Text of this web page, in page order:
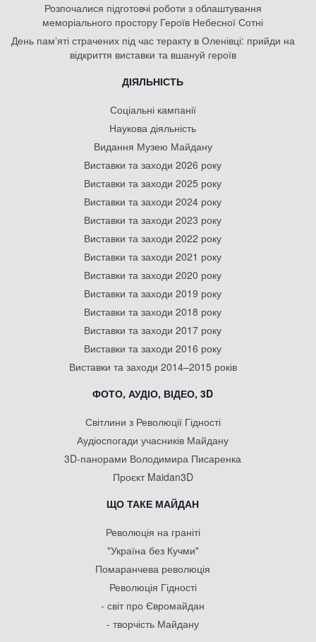
Розпочалися підготовчі роботи з облаштування
меморіального простору Героїв Небесної Сотні
День памʼяті страчених під час теракту в Оленівці: прийди на
відкриття виставки та вшануй героїв
ДІЯЛЬНІСТЬ
Соціальні кампанії
Наукова діяльність
Видання Музею Майдану
Виставки та заходи 2026 року
Виставки та заходи 2025 року
Виставки та заходи 2024 року
Виставки та заходи 2023 року
Виставки та заходи 2022 року
Виставки та заходи 2021 року
Виставки та заходи 2020 року
Виставки та заходи 2019 року
Виставки та заходи 2018 року
Виставки та заходи 2017 року
Виставки та заходи 2016 року
Виставки та заходи 2014–2015 років
ФОТО, АУДІО, ВІДЕО, 3D
Світлини з Революції Гідності
Аудіоспогади учасників Майдану
3D-панорами Володимира Писаренка
Проєкт Maidan3D
ЩО ТАКЕ МАЙДАН
Революція на граніті
"Україна без Кучми"
Помаранчева революція
Революція Гідності
- світ про Євромайдан
- творчість Майдану